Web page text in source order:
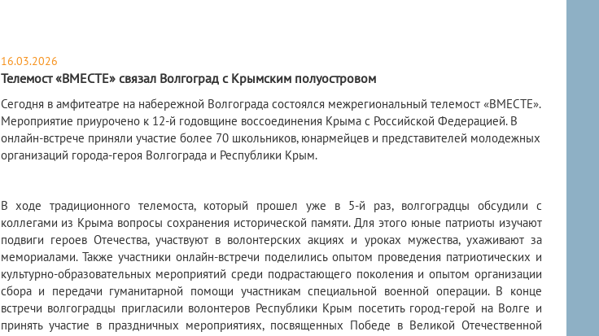
16.03.2026
Телемост «ВМЕСТЕ» связал Волгоград с Крымским полуостровом
Сегодня в амфитеатре на набережной Волгограда состоялся межрегиональный телемост «ВМЕСТЕ».
Мероприятие приурочено к 12-й годовщине воссоединения Крыма с Российской Федерацией. В
онлайн-встрече приняли участие более 70 школьников, юнармейцев и представителей молодежных
организаций города-героя Волгограда и Республики Крым.
В ходе традиционного телемоста, который прошел уже в 5-й раз, волгоградцы обсудили с
коллегами из Крыма вопросы сохранения исторической памяти. Для этого юные патриоты изучают
подвиги героев Отечества, участвуют в волонтерских акциях и уроках мужества, ухаживают за
мемориалами. Также участники онлайн-встречи поделились опытом проведения патриотических и
культурно-образовательных мероприятий среди подрастающего поколения и опытом организации
сбора и передачи гуманитарной помощи участникам специальной военной операции. В конце
встречи волгоградцы пригласили волонтеров Республики Крым посетить город-герой на Волге и
принять участие в праздничных мероприятиях, посвященных Победе в Великой Отечественной